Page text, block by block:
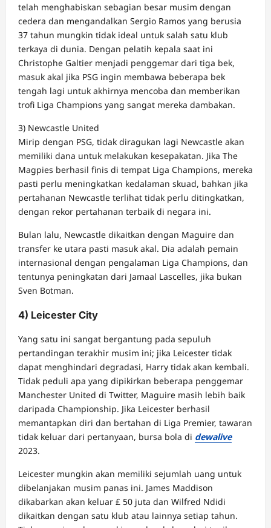
telah menghabiskan sebagian besar musim dengan
cedera dan mengandalkan Sergio Ramos yang berusia
37 tahun mungkin tidak ideal untuk salah satu klub
terkaya di dunia. Dengan pelatih kepala saat ini
Christophe Galtier menjadi penggemar dari tiga bek,
masuk akal jika PSG ingin membawa beberapa bek
tengah lagi untuk akhirnya mencoba dan memberikan
trofi Liga Champions yang sangat mereka dambakan.
3) Newcastle United
Mirip dengan PSG, tidak diragukan lagi Newcastle akan
memiliki dana untuk melakukan kesepakatan. Jika The
Magpies berhasil finis di tempat Liga Champions, mereka
pasti perlu meningkatkan kedalaman skuad, bahkan jika
pertahanan Newcastle terlihat tidak perlu ditingkatkan,
dengan rekor pertahanan terbaik di negara ini.
Bulan lalu, Newcastle dikaitkan dengan Maguire dan
transfer ke utara pasti masuk akal. Dia adalah pemain
internasional dengan pengalaman Liga Champions, dan
tentunya peningkatan dari Jamaal Lascelles, jika bukan
Sven Botman.
4) Leicester City
Yang satu ini sangat bergantung pada sepuluh
pertandingan terakhir musim ini; jika Leicester tidak
dapat menghindari degradasi, Harry tidak akan kembali.
Tidak peduli apa yang dipikirkan beberapa penggemar
Manchester United di Twitter, Maguire masih lebih baik
daripada Championship. Jika Leicester berhasil
memantapkan diri dan bertahan di Liga Premier, tawaran
tidak keluar dari pertanyaan, bursa bola di dewalive
2023.
Leicester mungkin akan memiliki sejumlah uang untuk
dibelanjakan musim panas ini. James Maddison
dikabarkan akan keluar £ 50 juta dan Wilfred Ndidi
dikaitkan dengan satu klub atau lainnya setiap tahun.